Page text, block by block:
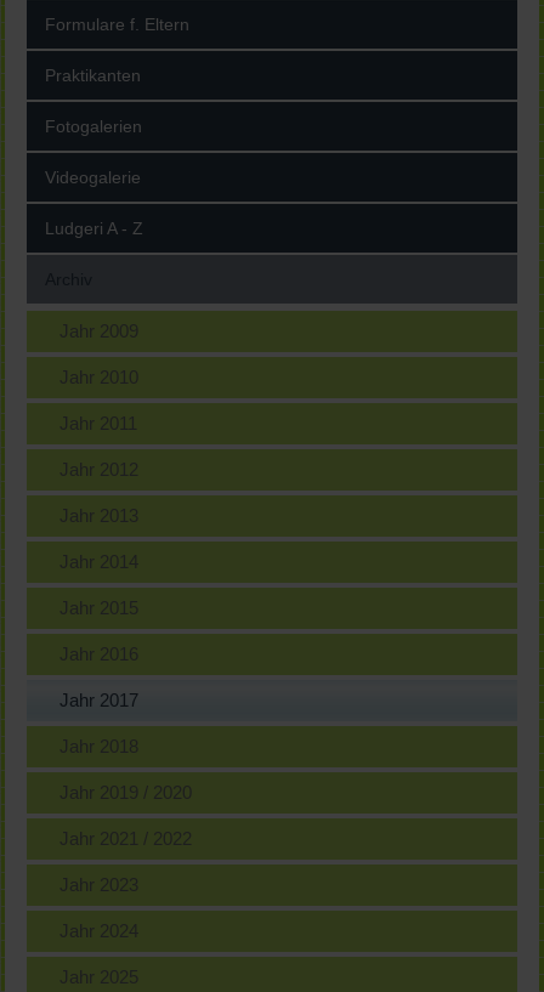
Formulare f. Eltern
Praktikanten
Fotogalerien
Videogalerie
Ludgeri A - Z
Jahr 2009
Jahr 2010
Jahr 2011
Jahr 2012
Jahr 2013
Jahr 2014
Jahr 2015
Jahr 2016
Jahr 2017
Jahr 2018
Jahr 2019 / 2020
Jahr 2021 / 2022
Jahr 2023
Jahr 2024
Jahr 2025